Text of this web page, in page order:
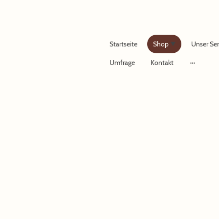
Startseite Shop Unser
Umfrage Kontakt